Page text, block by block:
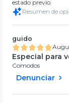
estado previo.
Resumen de
guido
Especial para
Comodos
Denunciar